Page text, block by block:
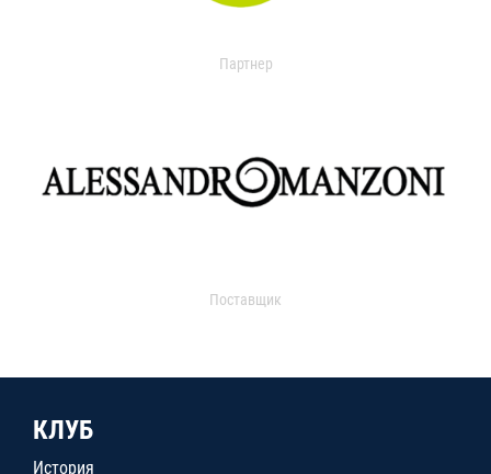
Партнер
Поставщик
КЛУБ
История